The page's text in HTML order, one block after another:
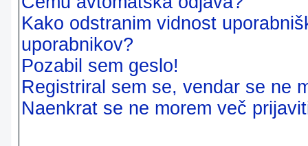
Kako odstranim vidnost
uporabnikov?
Pozabil sem geslo!
Registriral sem se, vendar se ne
Naenkrat se ne morem več